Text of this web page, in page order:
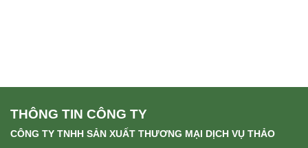
THÔNG TIN CÔNG TY
CÔNG TY TNHH SẢN XUẤT THƯƠNG MẠI DỊCH VỤ THẢO